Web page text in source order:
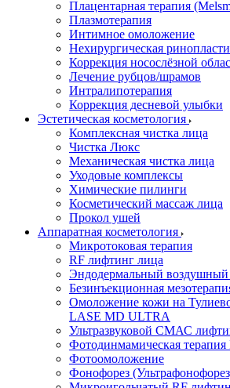
Плацентарная терапия
Плазмотерапия
Интимное омоложение
Нехирургическая
Коррекция носослёзной
Лечение рубцов/шрамов
Интралипотерапия
Коррекция десневой улыбки
Эстетическая косметология
Комплексная чистка лица
Чистка Люкс
Механическая чистка лица
Уходовые комплексы
Химические пилинги
Косметический массаж лица
Прокол ушей
Аппаратная косметология
Микротоковая терапия
RF лифтинг лица
Эндодермальный воздушный
Безинъекционная
Омоложение кожи на
LASE MD ULTRA
Ультразвуковой СМАС
Фотодинмамическая терапия
Фотоомоложение
Фонофорез